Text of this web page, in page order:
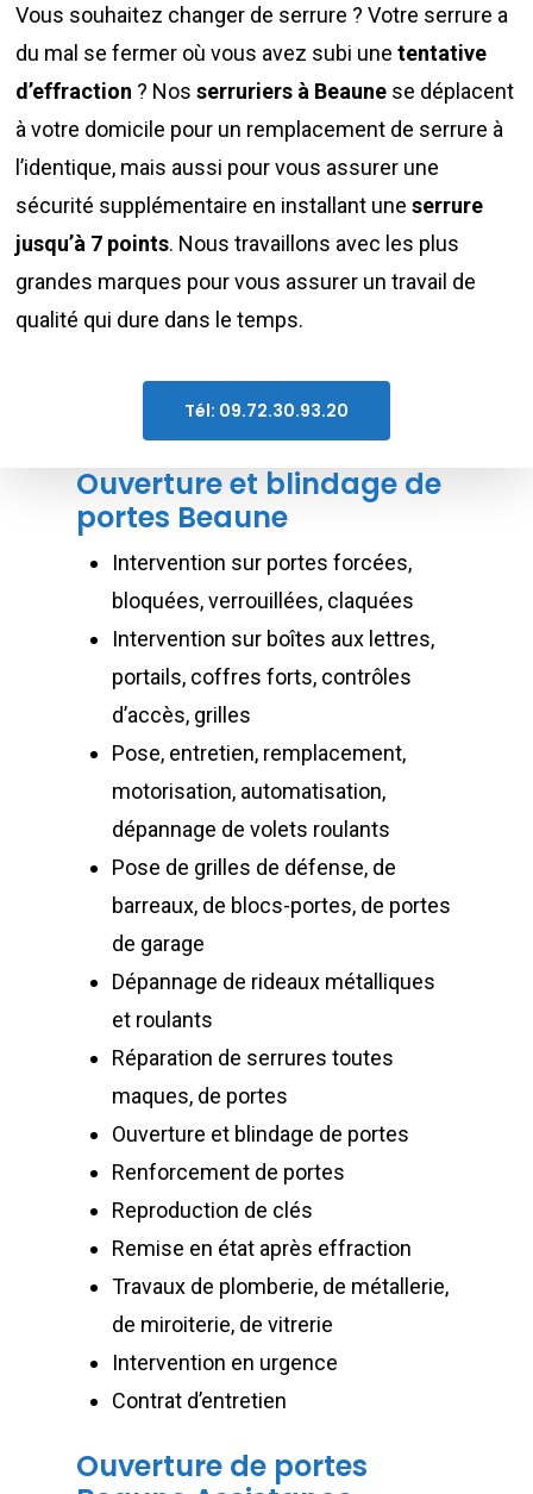
Vous souhaitez changer de serrure ? Votre serrure a
du mal se fermer où vous avez subi unetentative
d’effraction ? Nosserruriers à Beaune se déplacent
à votre domicile pour un remplacement de serrure à
l’identique, mais aussi pour vous assurer une
sécurité supplémentaire en installant uneserrure
jusqu’à 7 points. Nous travaillons avec les plus
grandes marques pour vous assurer un travail de
qualité qui dure dans le temps.
Tél: 09.72.30.93.20
Ouverture et blindage de
portes Beaune
Intervention sur portes forcées,
bloquées, verrouillées, claquées
Intervention sur boîtes aux lettres,
portails, coffres forts, contrôles
d’accès, grilles
Pose, entretien, remplacement,
motorisation, automatisation,
dépannage de volets roulants
Pose de grilles de défense, de
barreaux, de blocs-portes, de portes
de garage
Dépannage de rideaux métalliques
et roulants
Réparation de serrures toutes
maques, de portes
Ouverture et blindage de portes
Renforcement de portes
Reproduction de clés
Remise en état après effraction
Travaux de plomberie, de métallerie,
de miroiterie, de vitrerie
Intervention en urgence
Contrat d’entretien
Ouverture de portes